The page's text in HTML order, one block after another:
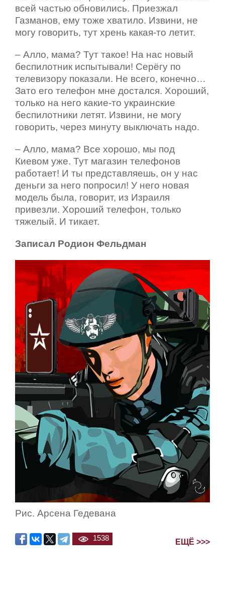
всей частью обновились. Приезжал
Газманов, ему тоже хватило. Извини, не
могу говорить, тут хрень какая-то летит.
– Алло, мама? Тут такое! На нас новый
беспилотник испытывали! Серёгу по
телевизору показали. Не всего, конечно…
Зато его телефон мне достался. Хороший,
только на него какие-то украинские
беспилотники летят. Извини, не могу
говорить, через минуту выключать надо.
– Алло, мама? Все хорошо, мы под
Киевом уже. Тут магазин телефонов
работает! И ты представляешь, он у нас
деньги за него попросил! У него новая
модель была, говорит, из Израиля
привезли. Хороший телефон, только
тяжелый. И тикает.
Записал Родион Фельдман
Рис. Арсена Гедевана
1538 ЕЩЁ >>>